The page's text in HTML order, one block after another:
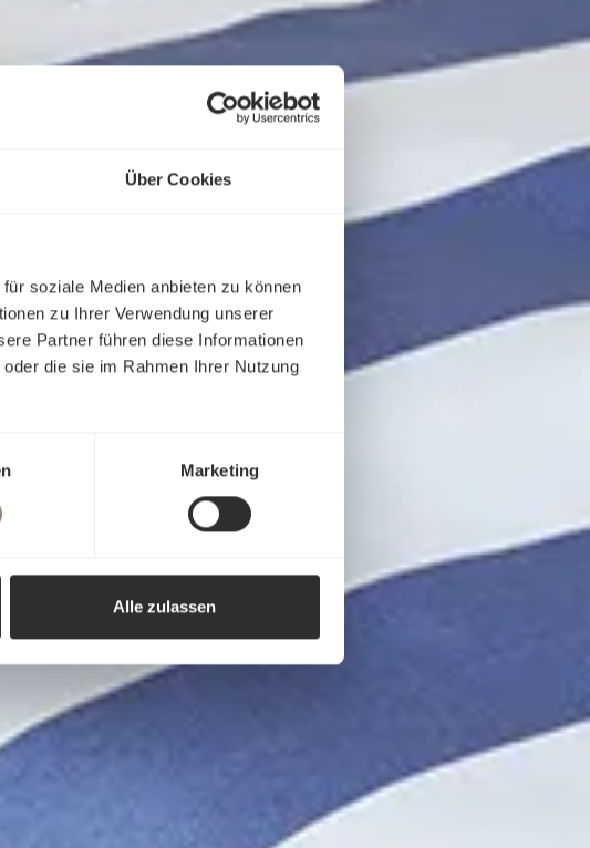
Über Cookies
soziale Medien anbieten zu können
zu Ihrer Verwendung unserer
Partner führen diese Informationen
die sie im Rahmen Ihrer Nutzung
Marketing
Alle zulassen